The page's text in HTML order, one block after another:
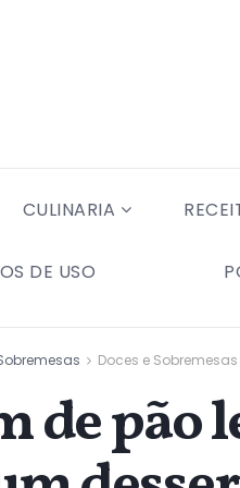
CULINARIA
DE USO
Doces e
de pão